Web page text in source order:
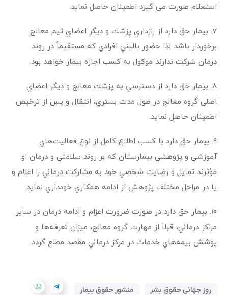
استعلام صورت مي گيرد اطمينان حاصل نمايد.
۷. بيمار حق دارد از رازداري پزشك و ديگر اعضاي تيم معالج
برخوردار باشد لذا حضور باليني افرادي كه مستقيماً در روند
درمان شركت ندارند موكول به كسب اجازه بيمار خواهد بود.
۸. بيمار حق دارد از دسترسي به پزشك معالج و ديگر اعضاي
اصلي گروه معالج در طول مدت بستري، انتقال و پس از ترخيص
اطمينان حاصل نمايد.
۹. بيمار حق دارد با كسب اطلاع كامل از نوع فعاليت‌هاي
آموزشي و پژوهشي بيمارستان كه بر روند سلامتي و درمان او
مؤثرند تمايل و رضايت شخصي خود به مشاركت درماني را اعلام و
يا در مراحل مختلف پژوهش از ادامه همكاري خودداري نمايد.
۱۰. بيمار حق دارد در صورت ضرورت اعزام و ادامه درمان در ساير
مراكز درماني، قبلاً از مهارت گروه معالج، ميزان تعرفه‌ها و
پوشش‌ بيمه‌هاي خدمات در مركز درماني مقصد مطلع گردد.
روز جهانی حقوق بشر منشور حقوق بیمار